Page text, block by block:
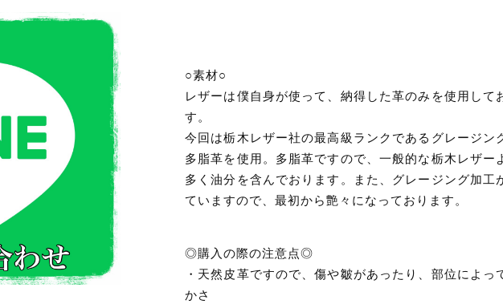
○素材○
レザーは僕自身が使って、納得した革のみを使用して
す。
今回は栃木レザー社の最高級ランクであるグレージン
多脂革を使用。多脂革ですので、一般的な栃木レザー
多く油分を含んでおります。また、グレージング加工
ていますので、最初から艶々になっております。
◎購入の際の注意点◎
・天然皮革ですので、傷や皺があったり、部位によっ
かさ